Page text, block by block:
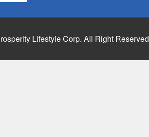
Lifestyle Corp. All Right Reserved